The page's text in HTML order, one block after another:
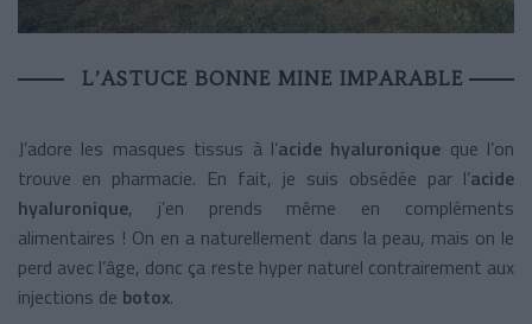
L’ASTUCE BONNE MINE IMPARABLE
J’adore les masques tissus à l’acide hyaluronique que l’on
trouve en pharmacie. En fait, je suis obsédée par l’acide
hyaluronique, j’en prends même en compléments
alimentaires ! On en a naturellement dans la peau, mais on le
perd avec l’âge, donc ça reste hyper naturel contrairement aux
injections de botox.